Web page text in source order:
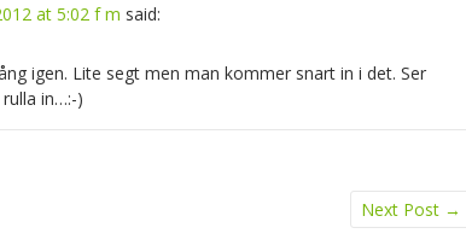
at 5:02 f m said:
igen. Lite segt men man kommer snart in i det. Ser
in…:-)
Next Post →